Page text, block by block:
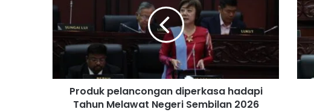
k
p
l
Produk pelancongan diperkasa hadapi
Tahun Melawat Negeri Sembilan 2026
a
n
a
t
e